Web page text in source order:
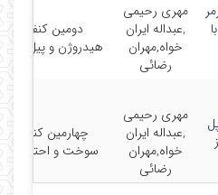
مهری رحیمی
,عبداله ایران
خواه,مهران
رضائی
دومین کنفرانس
هیدروژن و پیل
مهری رحیمی
,عبداله ایران
خواه,مهران
رضائی
چهارمین کنفرانس
سوخت و احتراق